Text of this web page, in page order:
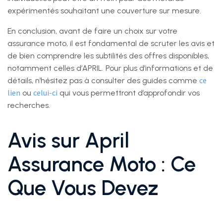
expérimentés souhaitant une couverture sur mesure.
En conclusion, avant de faire un choix sur votre
assurance moto, il est fondamental de scruter les avis et
de bien comprendre les subtilités des offres disponibles,
notamment celles d’APRIL. Pour plus d’informations et de
détails, n’hésitez pas à consulter des guides comme ce
lien ou celui-ci qui vous permettront d’approfondir vos
recherches.
Avis sur April
Assurance Moto : Ce
Que Vous Devez